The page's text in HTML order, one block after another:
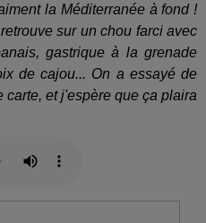
la Méditerranée à fond !
sur un chou farci avec
gastrique à la grenade
de cajou... On a essayé de
carte, et j'espère que ça plaira